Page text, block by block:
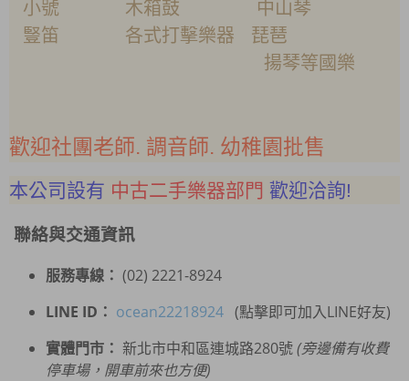
小號 木箱鼓 中山琴
豎笛 各式打擊樂器 琵琶
揚琴等國樂
歡迎社團老師. 調音師. 幼稚園批售
本公司設有 中古二手樂器部門 歡迎洽詢!
聯絡與交通資訊
服務專線： (02) 2221-8924
LINE ID： ocean22218924 (點擊即可加入LINE好友)
實體門市： 新北市中和區連城路280號(旁邊備有收費
停車場，開車前來也方便)